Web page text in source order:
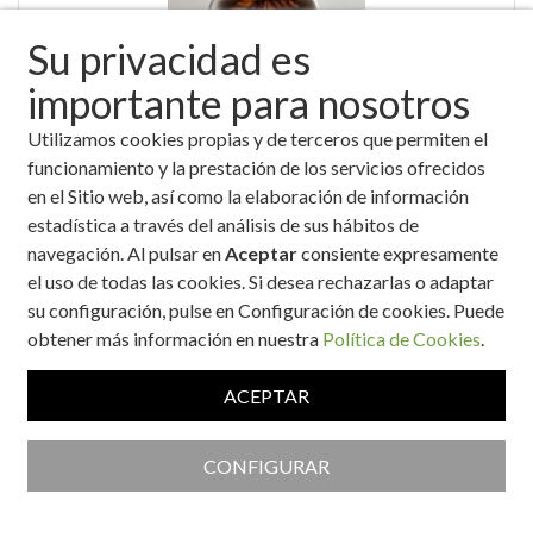
Su privacidad es
importante para nosotros
Utilizamos cookies propias y de terceros que permiten el
funcionamiento y la prestación de los servicios ofrecidos
en el Sitio web, así como la elaboración de información
estadística a través del análisis de sus hábitos de
navegación. Al pulsar enAceptarconsiente expresamente
el uso de todas las cookies. Si desea rechazarlas o adaptar
su configuración, pulse en Configuración de cookies. Puede
obtener más información en nuestra Política de Cookies.
ACEPTAR
CONFIGURAR
"BITS" versión saludable